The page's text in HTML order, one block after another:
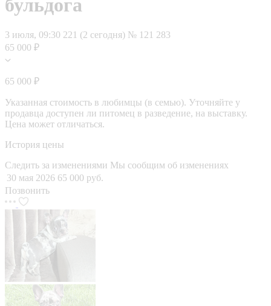
бульдога
3 июля, 09:30 221 (2 сегодня) № 121 283
65 000 ₽
65 000 ₽
Указанная стоимость в любимцы (в семью). Уточняйте у
продавца доступен ли питомец в разведение, на выставку.
Цена может отличаться.
История цены
Следить за изменениями Мы сообщим об изменениях
30 мая 2026 65 000 руб.
Позвонить